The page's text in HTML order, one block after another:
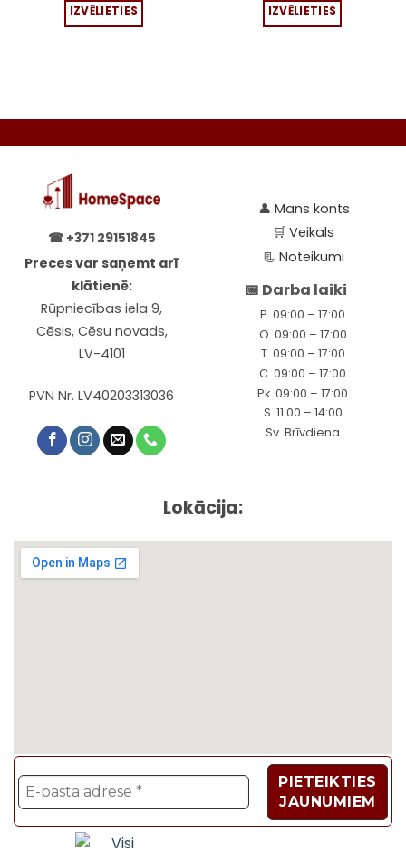
IZVĒLIETIES
product
IZVĒLIETIES
product
☎ +371 29151845
Preces var saņemt arī
klātienē:
Rūpniecības iela 9,
Cēsis, Cēsu novads,
LV-4101
PVN Nr. LV40203313036
👤 Mans konts
🛒Veikals
📃Noteikumi
📅 Darba laiki
P. 09:00 – 17:00
O. 09:00 – 17:00
T. 09:00 – 17:00
C. 09:00 – 17:00
Pk. 09:00 – 17:00
S. 11:00 – 14:00
Sv. Brīvdiena
Lokācija: